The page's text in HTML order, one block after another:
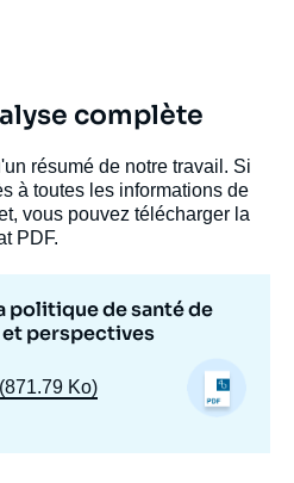
complète
résumé de notre travail. Si
à toutes les informations de
vous pouvez télécharger la
PDF.
politique de santé de
et perspectives
Ko)